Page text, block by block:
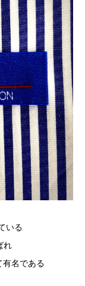
いる
れ
有名である